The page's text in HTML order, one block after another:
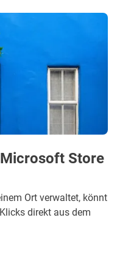
Store
Ort verwaltet, könnt
direkt aus dem